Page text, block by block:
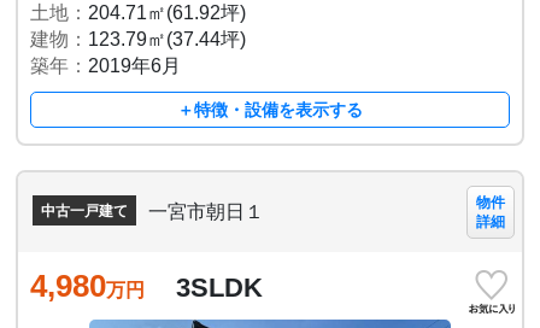
土地： 204.71㎡(61.92坪)
建物： 123.79㎡(37.44坪)
築年： 2019年6月
＋特徴・設備を表示する
中古一戸建て 一宮市朝日１
物件
詳細
4,980万円 3SLDK